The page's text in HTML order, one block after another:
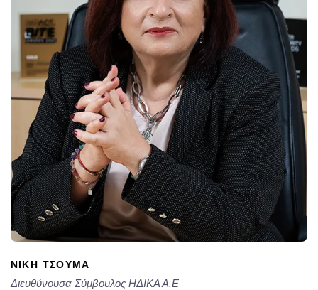
ΝΙΚΗ ΤΣΟΥΜΑ
Διευθύνουσα Σύμβουλος ΗΔΙΚΑ Α.Ε